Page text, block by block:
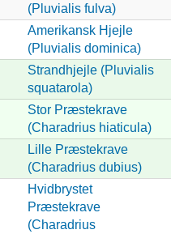
(Pluvialis fulva)
Amerikansk Hjejle
(Pluvialis dominica)
Strandhjejle (Pluvialis
squatarola)
Stor Præstekrave
(Charadrius hiaticula)
Lille Præstekrave
(Charadrius dubius)
Hvidbrystet
Præstekrave
(Charadrius